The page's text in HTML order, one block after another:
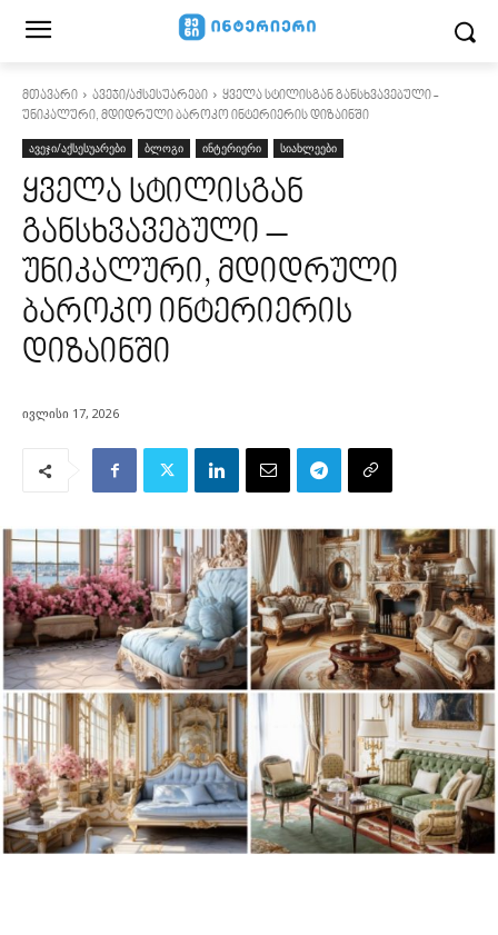
მთავარი ავეჯი/აქსესუარები
ყველა სტილისგან განსხვავებული -
უნიკალური, მდიდრული ბაროკო ინტერიერის დიზაინში
ავეჯი/აქსესუარები ბლოგი ინტერიერი სიახლეები
ყველა სტილისგან
განსხვავებული –
უნიკალური, მდიდრული
ბაროკო ინტერიერის
დიზაინში
ივლისი 17, 2026